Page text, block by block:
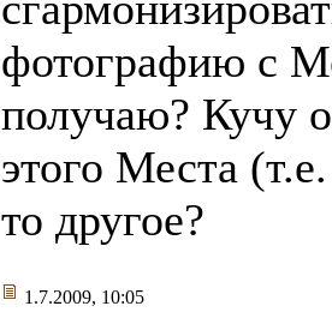
фотографию с
получаю? Кучу
этого Места
то другое?
1.7.2009, 10:05